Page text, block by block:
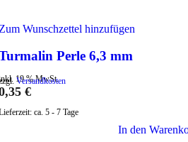
Wunschzettel hinzufügen
Perle 6,3 mm
19 % MwSt.
Versandkosten
€
ca. 5 - 7 Tage
In den